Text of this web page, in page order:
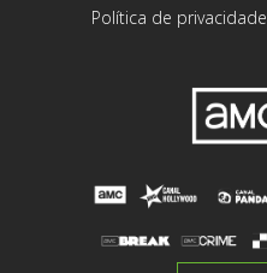
Política de privacidade